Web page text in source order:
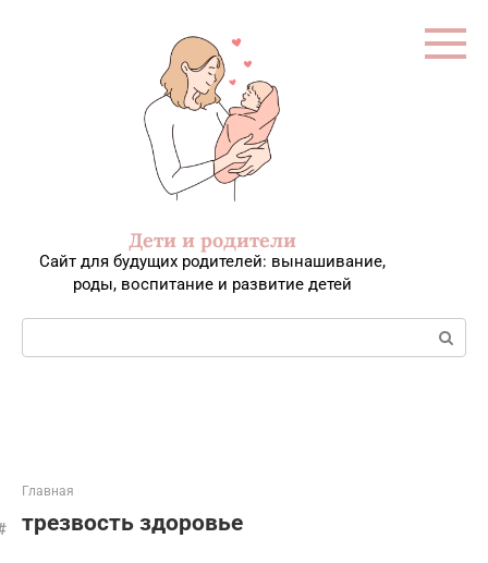
Дети и родители
Сайт для будущих родителей: вынашивание,
роды, воспитание и развитие детей
Поиск:
Главная
трезвость здоровье